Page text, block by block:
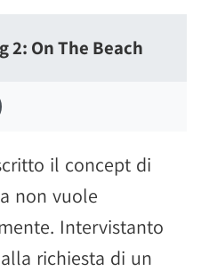
2: On The Beach
il concept di
non vuole
Intervistanto
richiesta di un